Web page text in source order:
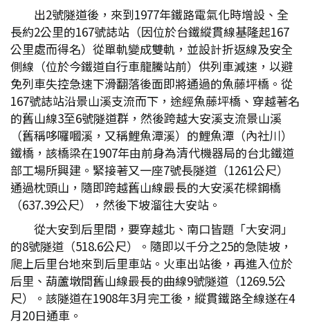
出2號隧道後，來到1977年鐵路電氣化時增設、全
長約2公里的167號誌站（因位於台鐵縱貫線基隆起167
公里處而得名）從單軌變成雙軌，並設計折返線及安全
側線（位於今鐵道自行車龍騰站前）供列車減速，以避
免列車失控急速下滑翻落後面即將通過的魚藤坪橋。從
167號誌站沿景山溪支流而下，途經魚藤坪橋、穿越著名
的舊山線3至6號隧道群，然後跨越大安溪支流景山溪
（舊稱哆囉嘓溪，又稱鯉魚潭溪）的鯉魚潭（內社川）
鐵橋，該橋梁在1907年由前身為清代機器局的台北鐵道
部工場所興建。緊接著又一座7號長隧道（1261公尺）
通過枕頭山，隨即跨越舊山線最長的大安溪花樑鋼橋
（637.39公尺），然後下坡溜往大安站。
從大安到后里間，要穿越北、南口皆題「大安洞」
的8號隧道（518.6公尺）。隨即以千分之25的急陡坡，
爬上后里台地來到后里車站。火車出站後，再進入位於
后里、葫蘆墩間舊山線最長的曲線9號隧道（1269.5公
尺）。該隧道在1908年3月完工後，縱貫鐵路全線遂在4
月20日通車。